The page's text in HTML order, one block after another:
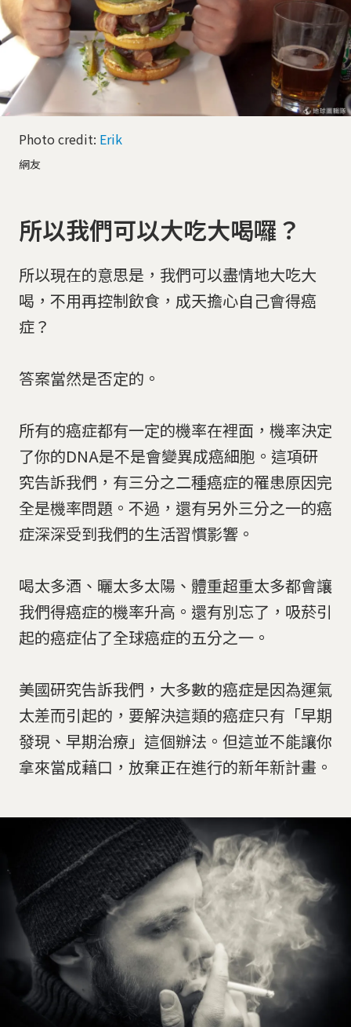
Photo credit: Erik
網友
所以我們可以大吃大喝囉？
所以現在的意思是，我們可以盡情地大吃大
喝，不用再控制飲食，成天擔心自己會得癌
症？
答案當然是否定的。
所有的癌症都有一定的機率在裡面，機率決定
了你的DNA是不是會變異成癌細胞。這項研
究告訴我們，有三分之二種癌症的罹患原因完
全是機率問題。不過，還有另外三分之一的癌
症深深受到我們的生活習慣影響。
喝太多酒、曬太多太陽、體重超重太多都會讓
我們得癌症的機率升高。還有別忘了，吸菸引
起的癌症佔了全球癌症的五分之一。
美國研究告訴我們，大多數的癌症是因為運氣
太差而引起的，要解決這類的癌症只有「早期
發現、早期治療」這個辦法。但這並不能讓你
拿來當成藉口，放棄正在進行的新年新計畫。